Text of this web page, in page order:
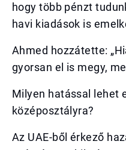
hogy több pénzt
havi kiadások is
Ahmed hozzátette:
gyorsan el is megy,
Milyen hatással lehet
középosztályra?
Az UAE-ből érkező